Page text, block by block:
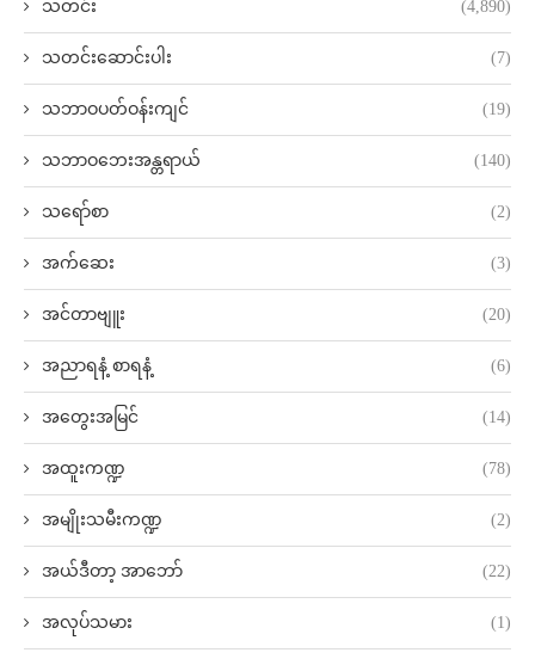
သတင်း (4,890)
သတင်းဆောင်းပါး (7)
သဘာဝပတ်ဝန်းကျင် (19)
သဘာဝဘေးအန္တရာယ် (140)
သရော်စာ (2)
အက်ဆေး (3)
အင်တာဗျူး (20)
အညာရနံ့ စာရနံ့ (6)
အတွေးအမြင် (14)
အထူးကဏ္ဍ (78)
အမျိုးသမီးကဏ္ဍ (2)
အယ်ဒီတာ့ အာဘော် (22)
အလုပ်သမား (1)